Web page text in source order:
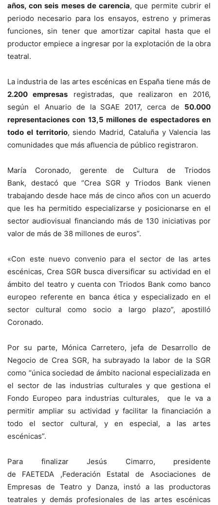
años, con seis meses de carencia, que permite cubrir el
periodo necesario para los ensayos, estreno y primeras
funciones, sin tener que amortizar capital hasta que el
productor empiece a ingresar por la explotación de la obra
teatral.
La industria de las artes escénicas en España tiene más de
2.200 empresas registradas, que realizaron en 2016,
según el Anuario de la SGAE 2017, cerca de 50.000
representaciones con 13,5 millones de espectadores en
todo el territorio, siendo Madrid, Cataluña y Valencia las
comunidades que más afluencia de público registraron.
María Coronado, gerente de Cultura de Triodos
Bank, destacó que “Crea SGR y Triodos Bank vienen
trabajando desde hace más de cinco años con un acuerdo
que les ha permitido especializarse y posicionarse en el
sector audiovisual financiando más de 130 iniciativas por
valor de más de 38 millones de euros”.
«Con este nuevo convenio para el sector de las artes
escénicas, Crea SGR busca diversificar su actividad en el
ámbito del teatro y cuenta con Triodos Bank como banco
europeo referente en banca ética y especializado en el
sector cultural como socio a largo plazo”, apostilló
Coronado.
Por su parte, Mónica Carretero, jefa de Desarrollo de
Negocio de Crea SGR, ha subrayado la labor de la SGR
como “única sociedad de ámbito nacional especializada en
el sector de las industrias culturales y que gestiona el
Fondo Europeo para industrias culturales, que le va a
permitir ampliar su actividad y facilitar la financiación a
todo el sector cultural, y en especial, a las artes
escénicas”.
Para finalizar Jesús Cimarro, presidente
de FAETEDA ,Federación Estatal de Asociaciones de
Empresas de Teatro y Danza, instó a las productoras
teatrales y demás profesionales de las artes escénicas